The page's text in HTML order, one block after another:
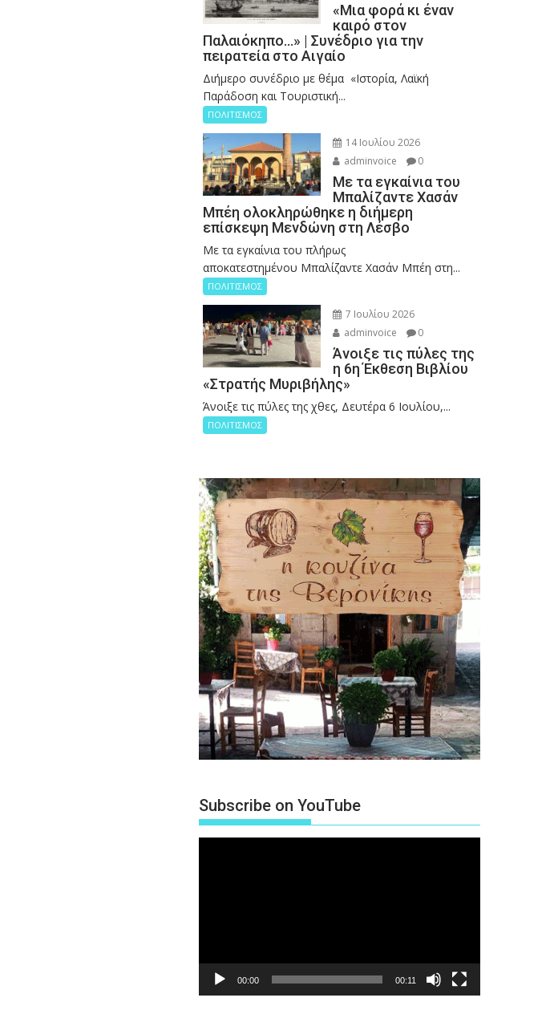
«Μια φορά κι έναν
καιρό στον
Παλαιόκηπο…» | Συνέδριο για την
πειρατεία στο Αιγαίο
Διήμερο συνέδριο με θέμα «Ιστορία, Λαϊκή
Παράδοση και Τουριστική...
ΠΟΛΙΤΙΣΜΟΣ
14 Ιουλίου 2026
adminvoice
0
Με τα εγκαίνια του
Μπαλίζαντε Χασάν
Μπέη ολοκληρώθηκε η διήμερη
επίσκεψη Μενδώνη στη Λέσβο
Με τα εγκαίνια του πλήρως
αποκατεστημένου Μπαλίζαντε Χασάν Μπέη στη...
ΠΟΛΙΤΙΣΜΟΣ
7 Ιουλίου 2026
adminvoice
0
Άνοιξε τις πύλες της
η 6η Έκθεση Βιβλίου
«Στρατής Μυριβήλης»
Άνοιξε τις πύλες της χθες, Δευτέρα 6 Ιουλίου,...
ΠΟΛΙΤΙΣΜΟΣ
Subscribe on YouTube
00:00 00:11